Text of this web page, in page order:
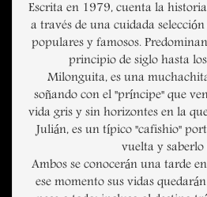
Escrita en 1979, cuenta la
a través de una cuidada
populares y famosos.
principio de siglo hasta
Milonguita, es una
soñando con el "príncipe" que
vida gris y sin horizontes en la
Julián, es un típico "cafishio"
vuelta y saberlo
Ambos se conocerán una tarde
ese momento sus vidas